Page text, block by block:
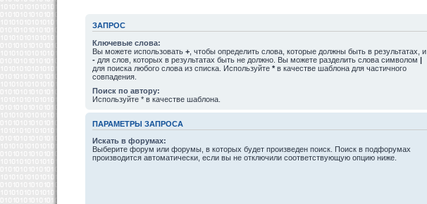
ЗАПРОС
Ключевые слова:
Вы можете использовать + , чтобы определить слова, которые должны быть в результатах, и
- для слов, которых в результатах быть не должно. Вы можете разделить слова символом |
для поиска любого слова из списка. Используйте * в качестве шаблона для частичного
совпадения.
Поиск по автору:
Используйте * в качестве шаблона.
ПАРАМЕТРЫ ЗАПРОСА
Искать в форумах:
Выберите форум или форумы, в которых будет произведен поиск. Поиск в подфорумах
производится автоматически, если вы не отключили соответствующую опцию ниже.